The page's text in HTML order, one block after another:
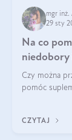
mgr inż.
29 sty
Na co
niedobory
Czy można
pomóc
robić?
CZYTAJ